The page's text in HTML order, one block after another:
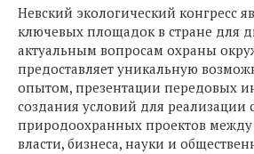
Невский экологический конгресс
ключевых площадок в стране для
актуальным вопросам охраны
предоставляет уникальную
опытом, презентации передовых
создания условий для реализации
природоохранных проектов между
власти, бизнеса, науки и